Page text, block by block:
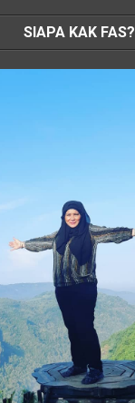
SIAPA KAK FAS?